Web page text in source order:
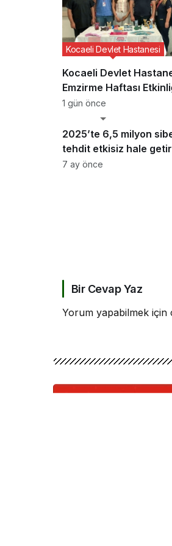
Kocaeli Devlet
Emzirme Haftası
Kocaeli Devlet Hastanesi
1 gün önce
2025’te 6,5 milyon
tehdit etkisiz hale
GÜNCEL HABERLER
7 ay önce
Bir Cevap Yaz
Yorum yapabilmek için